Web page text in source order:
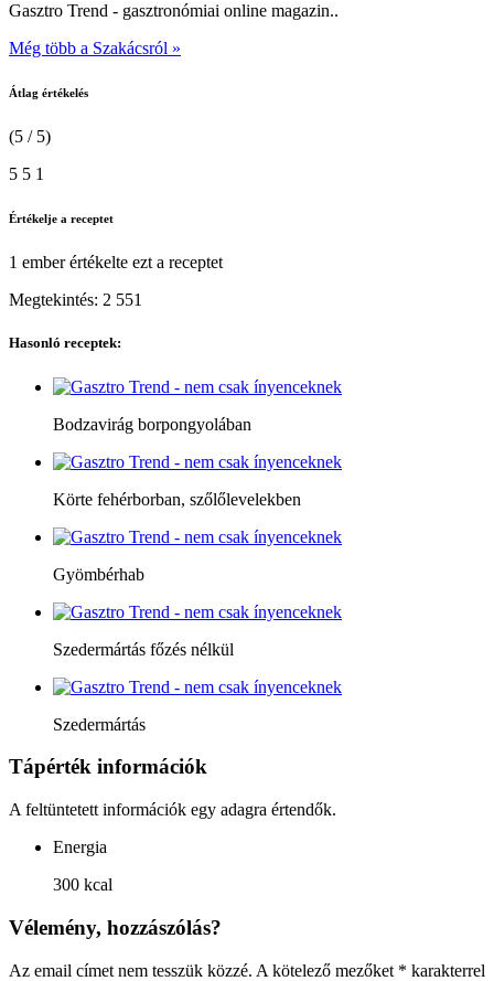
Gasztro Trend - gasztronómiai online magazin..
Még több a Szakácsról »
Átlag értékelés
(5 / 5)
5 5 1
Értékelje a receptet
1 emberértékelte ezt a receptet
Megtekintés: 2 551
Hasonló receptek:
Bodzavirág borpongyolában
Körte fehérborban, szőlőlevelekben
Gyömbérhab
Szedermártás főzés nélkül
Szedermártás
Tápérték információk
A feltüntetett információk egy adagra értendők.
Energia
300 kcal
Vélemény, hozzászólás?
Az email címet nem tesszük közzé. A kötelező mezőket * karakterrel